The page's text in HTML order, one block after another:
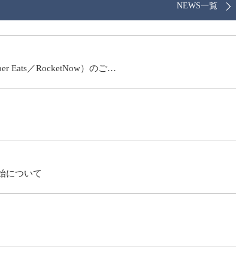
NEWS一覧
Eats／RocketNow）のご…
について